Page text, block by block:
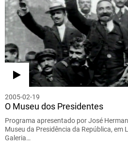
2005-02-19
O Museu dos Presidentes
Programa apresentado por José
Museu da Presidência da República, em
Galeria…